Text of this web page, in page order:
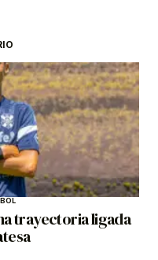
trayectoria ligada